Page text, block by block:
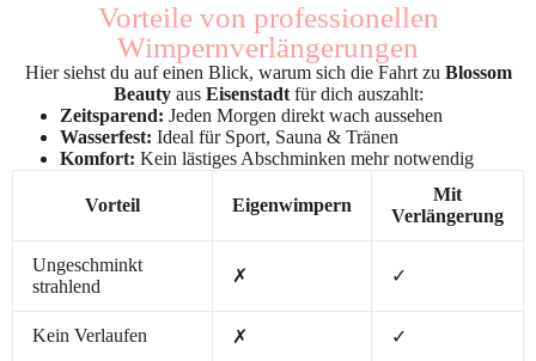
Vorteile von professionellen
Wimpernverlängerungen
Hier siehst du auf einen Blick, warum sich die Fahrt zu Blossom
Beautyaus Eisenstadtfür dich auszahlt:
Zeitsparend: Jeden Morgen direkt wach aussehen
Wasserfest: Ideal für Sport, Sauna & Tränen
Komfort: Kein lästiges Abschminken mehr notwendig
Vorteil Eigenwimpern
Mit
Verlängerung
Ungeschminkt
strahlend
✗ ✓
Kein Verlaufen ✗ ✓